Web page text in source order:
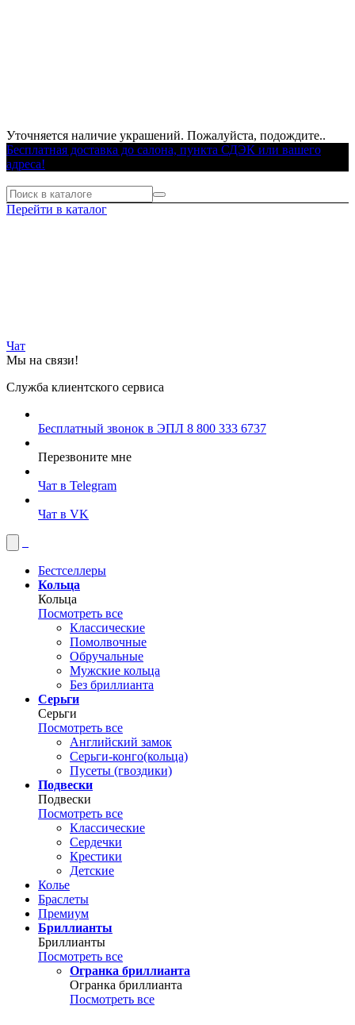
Уточняется наличие украшений. Пожалуйста, подождите..
Бесплатная доставка до салона, пункта СДЭК или вашего
адреса!
Перейти в каталог
Чат
Мы на связи!
Служба клиентского сервиса
Бесплатный звонок в ЭПЛ 8 800 333 6737
Перезвоните мне
Чат в Telegram
Чат в VK
Бестселлеры
Кольца
Кольца
Посмотреть все
Классические
Помолвочные
Обручальные
Мужские кольца
Без бриллианта
Серьги
Серьги
Посмотреть все
Английский замок
Серьги-конго(кольца)
Пусеты (гвоздики)
Подвески
Подвески
Посмотреть все
Классические
Сердечки
Крестики
Детские
Колье
Браслеты
Премиум
Бриллианты
Бриллианты
Посмотреть все
Огранка бриллианта
Огранка бриллианта
Посмотреть все